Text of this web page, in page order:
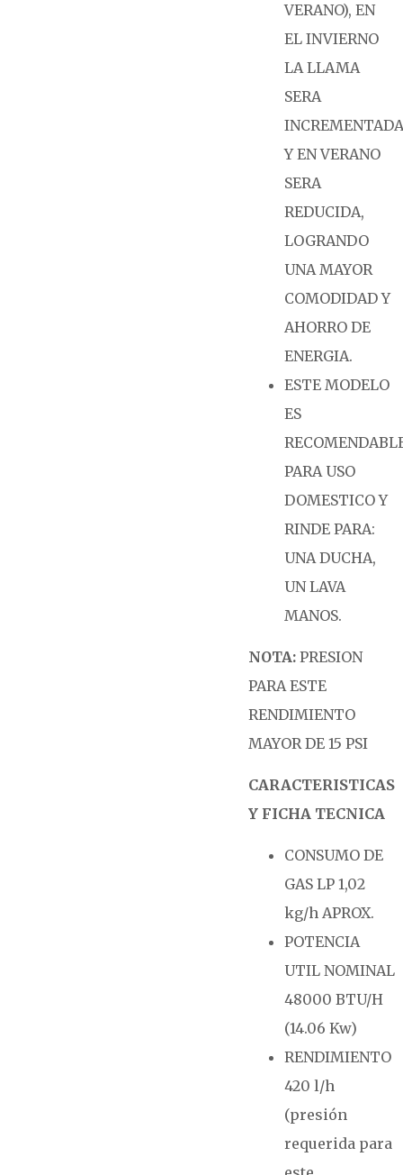
VERANO), EN
EL INVIERNO
LA LLAMA
SERA
Y EN VERANO
SERA
REDUCIDA,
LOGRANDO
UNA MAYOR
COMODIDAD Y
AHORRO DE
ENERGIA.
ESTE MODELO
ES
PARA USO
DOMESTICO Y
RINDE PARA:
UNA DUCHA,
UN LAVA
MANOS.
NOTA: PRESION
PARA ESTE
RENDIMIENTO
MAYOR DE 15 PSI
CARACTERISTICAS
Y FICHA TECNICA
CONSUMO DE
GAS LP 1,02
kg/h APROX.
POTENCIA
UTIL NOMINAL
48000 BTU/H
(14.06 Kw)
RENDIMIENTO
420 l/h
(presión
requerida para